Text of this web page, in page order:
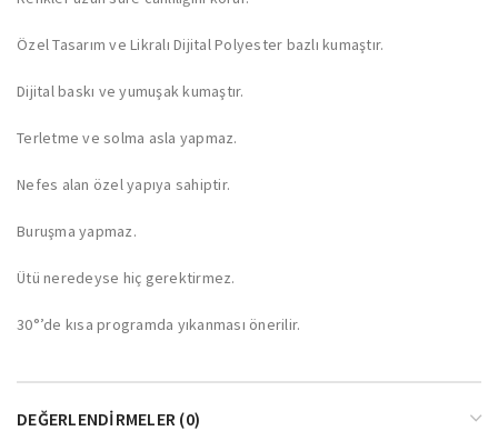
Özel Tasarım ve Likralı Dijital Polyester bazlı kumaştır.
Dijital baskı ve yumuşak kumaştır.
Terletme ve solma asla yapmaz.
Nefes alan özel yapıya sahiptir.
Buruşma yapmaz.
Ütü neredeyse hiç gerektirmez.
30°’de kısa programda yıkanması önerilir.
DEĞERLENDIRMELER (0)